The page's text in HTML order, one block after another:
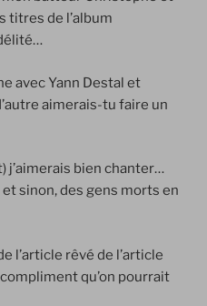
titres de l’album
avec Yann Destal et
aimerais-tu faire un
j’aimerais bien chanter…
sinon, des gens morts en
l’article rêvé de l’article
qu’on pourrait